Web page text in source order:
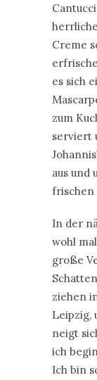
Creme
es sich
zum
serviert
aus und
frischen
In der
wohl
große
ziehen
Leipzig,
neigt
ich
Ich bin